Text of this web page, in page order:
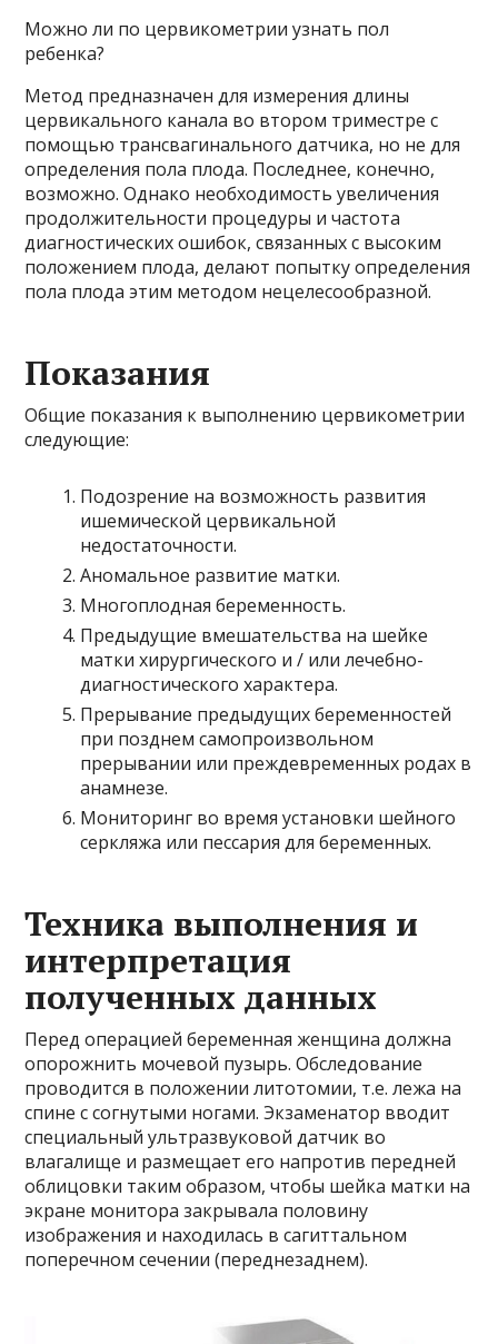
Можно ли по цервикометрии узнать пол
ребенка?
Метод предназначен для измерения длины
цервикального канала во втором триместре с
помощью трансвагинального датчика, но не для
определения пола плода. Последнее, конечно,
возможно. Однако необходимость увеличения
продолжительности процедуры и частота
диагностических ошибок, связанных с высоким
положением плода, делают попытку определения
пола плода этим методом нецелесообразной.
Показания
Общие показания к выполнению цервикометрии
следующие:
Подозрение на возможность развития
ишемической цервикальной
недостаточности.
Аномальное развитие матки.
Многоплодная беременность.
Предыдущие вмешательства на шейке
матки хирургического и / или лечебно-
диагностического характера.
Прерывание предыдущих беременностей
при позднем самопроизвольном
прерывании или преждевременных родах в
анамнезе.
Мониторинг во время установки шейного
серкляжа или пессария для беременных.
Техника выполнения и
интерпретация
полученных данных
Перед операцией беременная женщина должна
опорожнить мочевой пузырь. Обследование
проводится в положении литотомии, т.е. лежа на
спине с согнутыми ногами. Экзаменатор вводит
специальный ультразвуковой датчик во
влагалище и размещает его напротив передней
облицовки таким образом, чтобы шейка матки на
экране монитора закрывала половину
изображения и находилась в сагиттальном
поперечном сечении (переднезаднем).